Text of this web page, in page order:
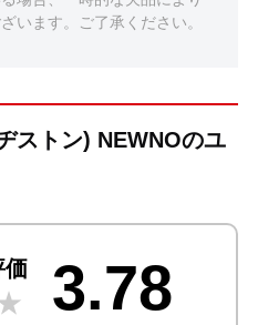
います。ご了承ください。
ストン) NEWNOのユ
価 3.78